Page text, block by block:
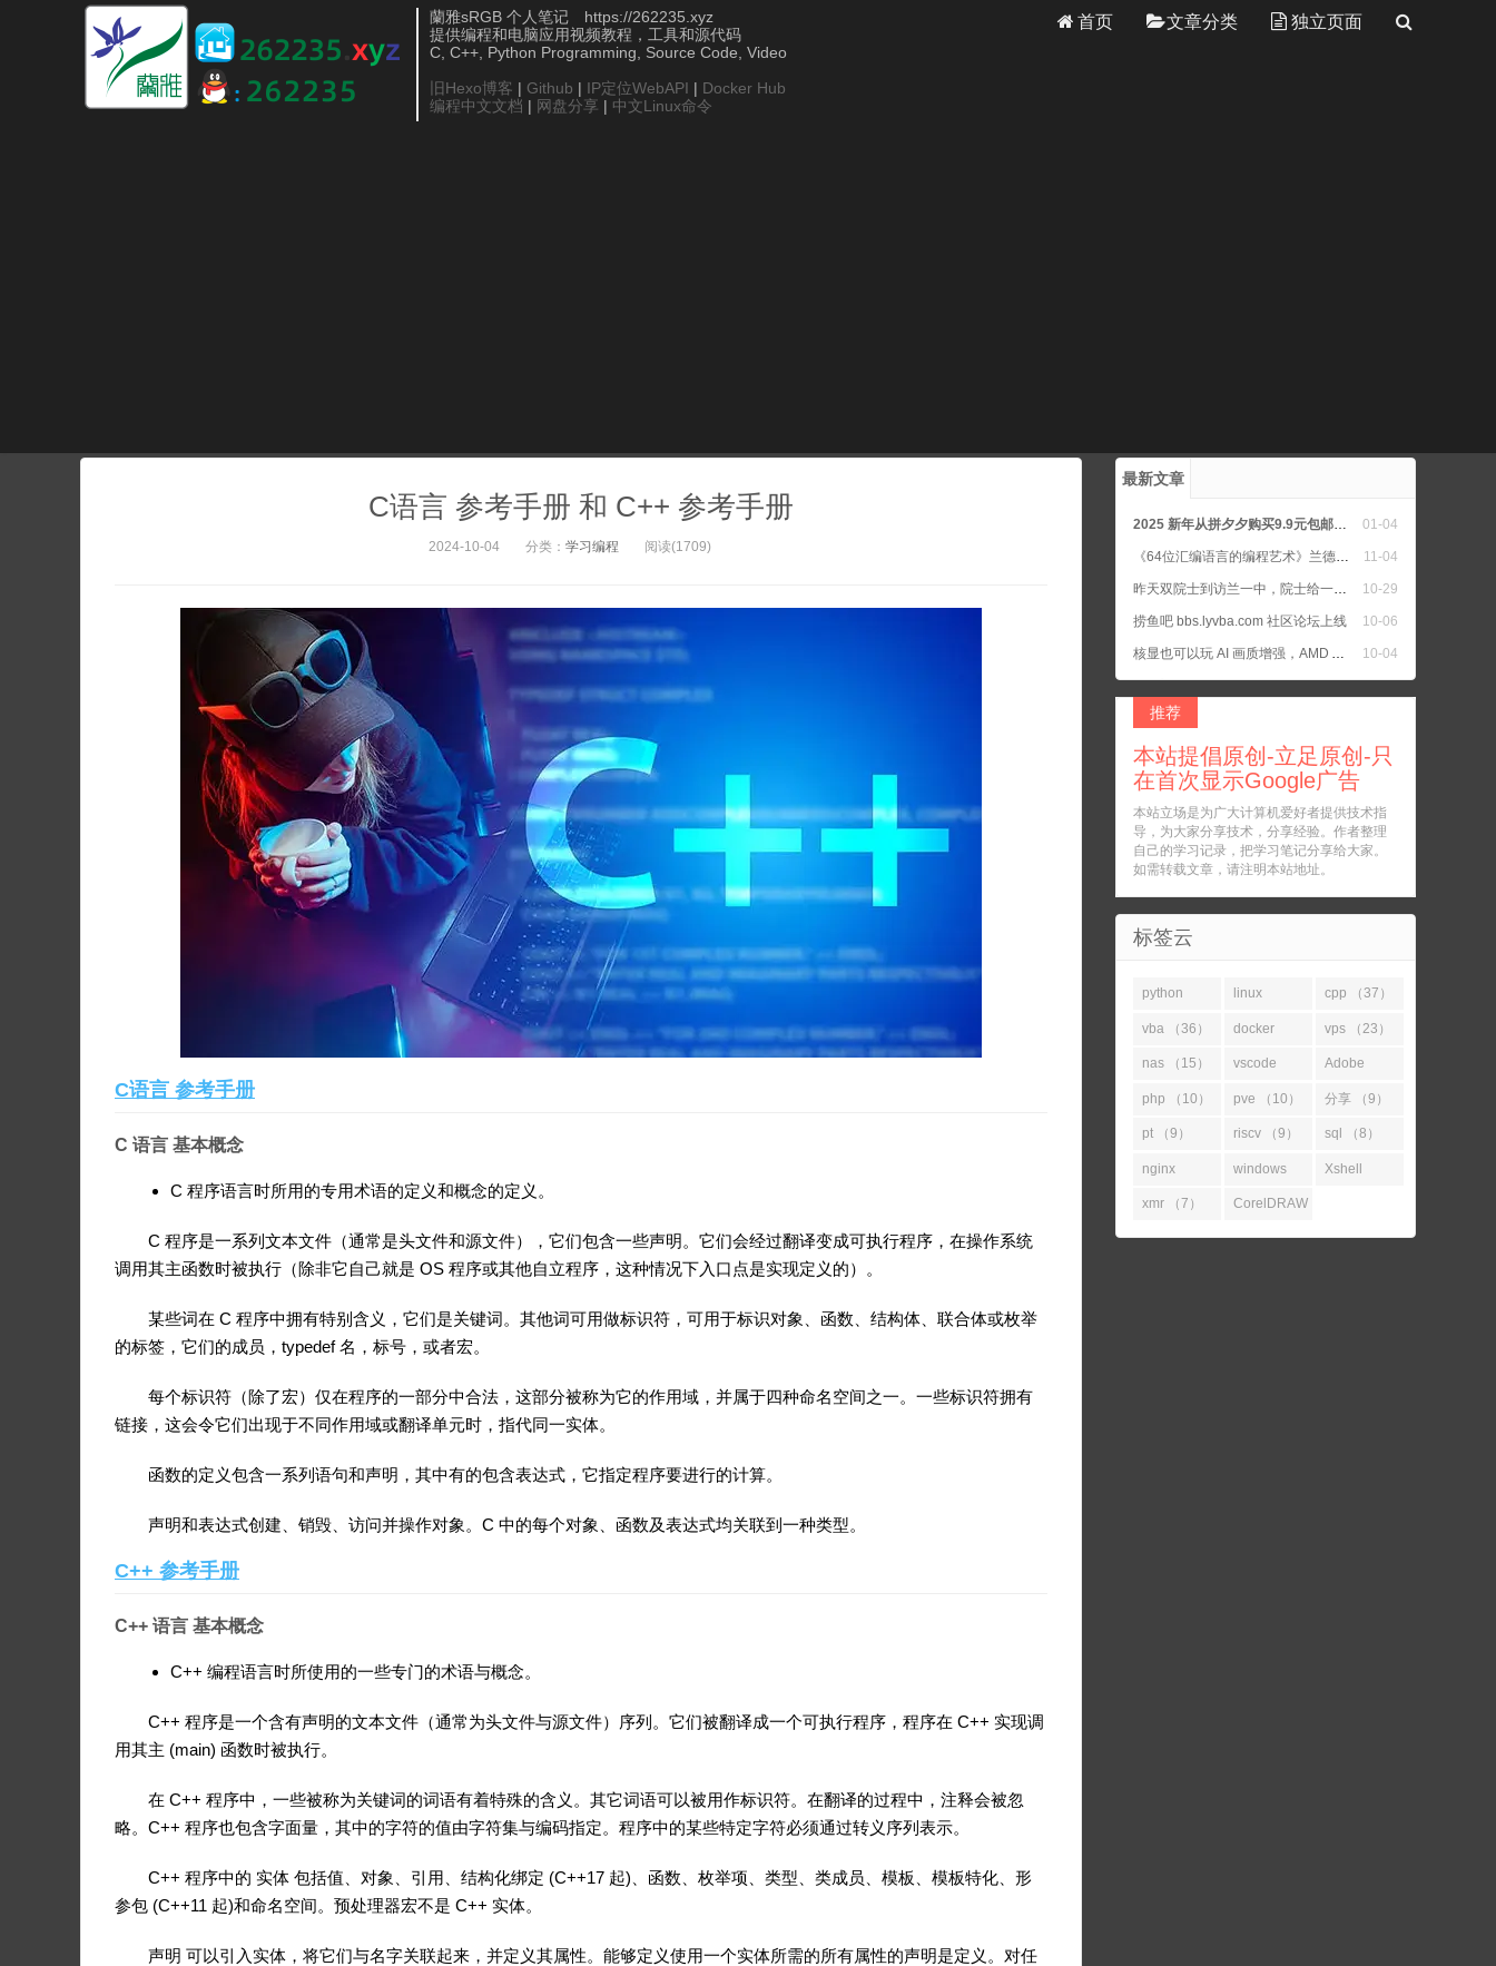
蘭雅sRGB 个人笔记 https://262235.xyz
提供编程和电脑应用视频教程，工具和源代码
C, C++, Python Programming, Source Code, Video
旧Hexo博客 | Github | IP定位WebAPI | Docker Hub
编程中文文档 | 网盘分享 | 中文Linux命令
首页 文章分类 独立页面
C语言 参考手册 和 C++ 参考手册
2024-10-04 分类： 学习编程 阅读(1709)
C语言 参考手册
C 语言 基本概念
C 程序语言时所用的专用术语的定义和概念的定义。
C 程序是一系列文本文件（通常是头文件和源文件），它们包含一些声明。它们会经过翻译变成可执行程序，在操作系统
调用其主函数时被执行（除非它自己就是 OS 程序或其他自立程序，这种情况下入口点是实现定义的）。
某些词在 C 程序中拥有特别含义，它们是关键词。其他词可用做标识符，可用于标识对象、函数、结构体、联合体或枚举
的标签，它们的成员，typedef 名，标号，或者宏。
每个标识符（除了宏）仅在程序的一部分中合法，这部分被称为它的作用域，并属于四种命名空间之一。一些标识符拥有
链接，这会令它们出现于不同作用域或翻译单元时，指代同一实体。
函数的定义包含一系列语句和声明，其中有的包含表达式，它指定程序要进行的计算。
声明和表达式创建、销毁、访问并操作对象。C 中的每个对象、函数及表达式均关联到一种类型。
C++ 参考手册
C++ 语言 基本概念
C++ 编程语言时所使用的一些专门的术语与概念。
C++ 程序是一个含有声明的文本文件（通常为头文件与源文件）序列。它们被翻译成一个可执行程序，程序在 C++ 实现调
用其主 (main) 函数时被执行。
在 C++ 程序中，一些被称为关键词的词语有着特殊的含义。其它词语可以被用作标识符。在翻译的过程中，注释会被忽
略。C++ 程序也包含字面量，其中的字符的值由字符集与编码指定。程序中的某些特定字符必须通过转义序列表示。
C++ 程序中的 实体 包括值、对象、引用、结构化绑定 (C++17 起)、函数、枚举项、类型、类成员、模板、模板特化、形
参包 (C++11 起)和命名空间。预处理器宏不是 C++ 实体。
声明 可以引入实体，将它们与名字关联起来，并定义其属性。能够定义使用一个实体所需的所有属性的声明是定义。对任
最新文章
01-04
2025 新年从拼夕夕购买9.9元包邮的书籍二手正版书
11-04
《64位汇编语言的编程艺术》兰德尔·海德著
10-29
昨天双院士到访兰一中，院士给一中学生上公开课，我女儿所在班去听院士教诲了
10-06
捞鱼吧 bbs.lyvba.com 社区论坛上线
10-04
核显也可以玩 AI 画质增强，AMD APU 把核显默认设置为 UMA Auto
推荐
本站提倡原创-立足原创-只
在首次显示Google广告
本站立场是为广大计算机爱好者提供技术指
导，为大家分享技术，分享经验。作者整理
自己的学习记录，把学习笔记分享给大家。
如需转载文章，请注明本站地址。
标签云
python
（52）
linux
（45）
cpp （37）
vba （36） docker
（31）
vps （23）
nas （15） vscode
（14）
Adobe
（11）
php （10） pve （10） 分享 （9）
pt （9） riscv （9） sql （8）
nginx
（7）
windows
（7）
Xshell
xmr （7） CorelDRAW
（7）